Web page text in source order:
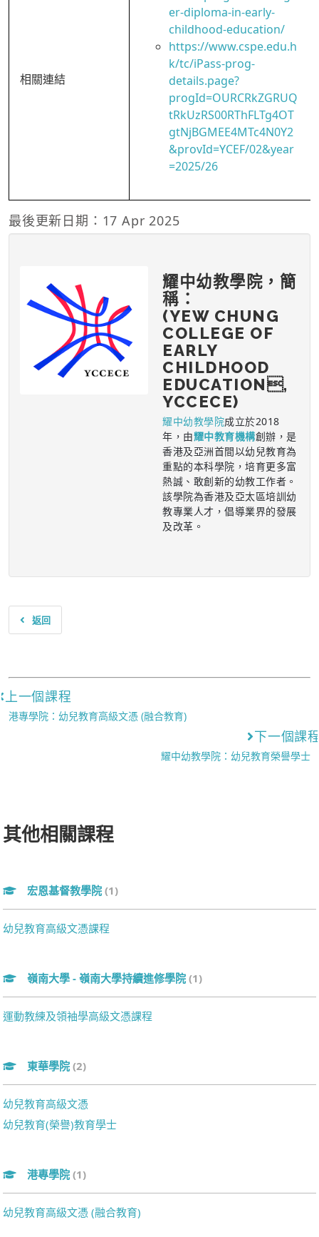
相關連結
er-diploma-in-early-
childhood-education/
https://www.cspe.edu.h
k/tc/iPass-prog-
details.page?
progId=OURCRkZGRUQ
tRkUzRS00RThFLTg4OT
gtNjBGMEE4MTc4N0Y2
&provId=YCEF/02&year
=2025/26
最後更新日期：17 Apr 2025
耀中幼教學院，簡
稱：
(YEW CHUNG
COLLEGE OF
EARLY
CHILDHOOD
EDUCATION,
YCCECE)
耀中幼教學院成立於2018
年，由耀中教育機構創辦，是
香港及亞洲首間以幼兒教育為
重點的本科學院，培育更多富
熱誠、敢創新的幼教工作者。
該學院為香港及亞太區培訓幼
教專業人才，倡導業界的發展
及改革。
返回
上一個課程
港專學院：幼兒教育高級文憑 (融合教育)
下一個課
耀中幼教學院：幼兒教育榮譽學士
其他相關課程
宏恩基督教學院 (1)
幼兒教育高級文憑課程
嶺南大學 - 嶺南大學持續進修學院 (1)
運動教練及領袖學高級文憑課程
東華學院 (2)
幼兒教育高級文憑
幼兒教育(榮譽)教育學士
港專學院 (1)
幼兒教育高級文憑 (融合教育)